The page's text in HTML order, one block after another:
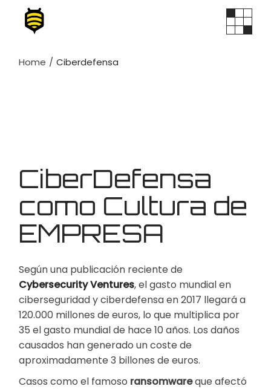
content
Home Ciberdefensa
CiberDefensa
como Cultura de
EMPRESA
Según una publicación reciente de
Cybersecurity Ventures, el gasto mundial en
ciberseguridad y ciberdefensa en 2017 llegará a
120.000 millones de euros, lo que multiplica por
35 el gasto mundial de hace 10 años. Los daños
causados han generado un coste de
aproximadamente 3 billones de euros.
Casos como el famoso ransomwareque afectó